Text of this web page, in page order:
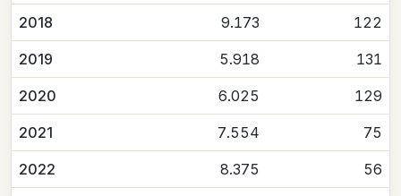
2018 9.173 122
2019 5.918 131
2020 6.025 129
2021 7.554 75
2022 8.375 56